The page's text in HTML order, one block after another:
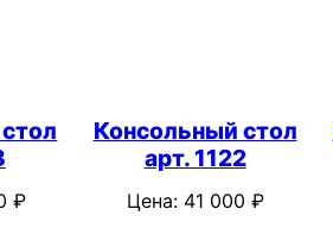
₽
Консольный стол
арт. 1122
Цена: 41 000 ₽